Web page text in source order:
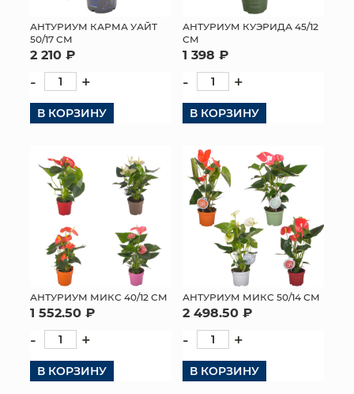
ОПТОВЫМ КЛИЕНТАМ
ДОСТАВКА И ОПЛАТА
КОНТАКТЫ
АНТУРИУМ КАРМА УАЙТ
50/17 СМ
2 210 ₽
- +
В КОРЗИНУ
АНТУРИУМ КУЭРИДА 45/12
СМ
1 398 ₽
- +
В КОРЗИНУ
АНТУРИУМ МИКС 40/12 СМ
1 552.50 ₽
- +
В КОРЗИНУ
АНТУРИУМ МИКС 50/14 СМ
2 498.50 ₽
- +
В КОРЗИНУ